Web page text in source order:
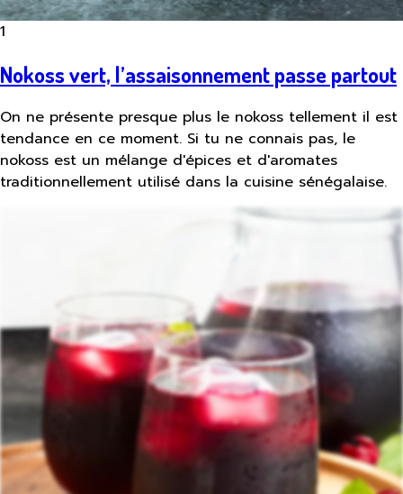
1
Nokoss vert, l’assaisonnement passe partout
On ne présente presque plus le nokoss tellement il est
tendance en ce moment. Si tu ne connais pas, le
nokoss est un mélange d'épices et d'aromates
traditionnellement utilisé dans la cuisine sénégalaise.